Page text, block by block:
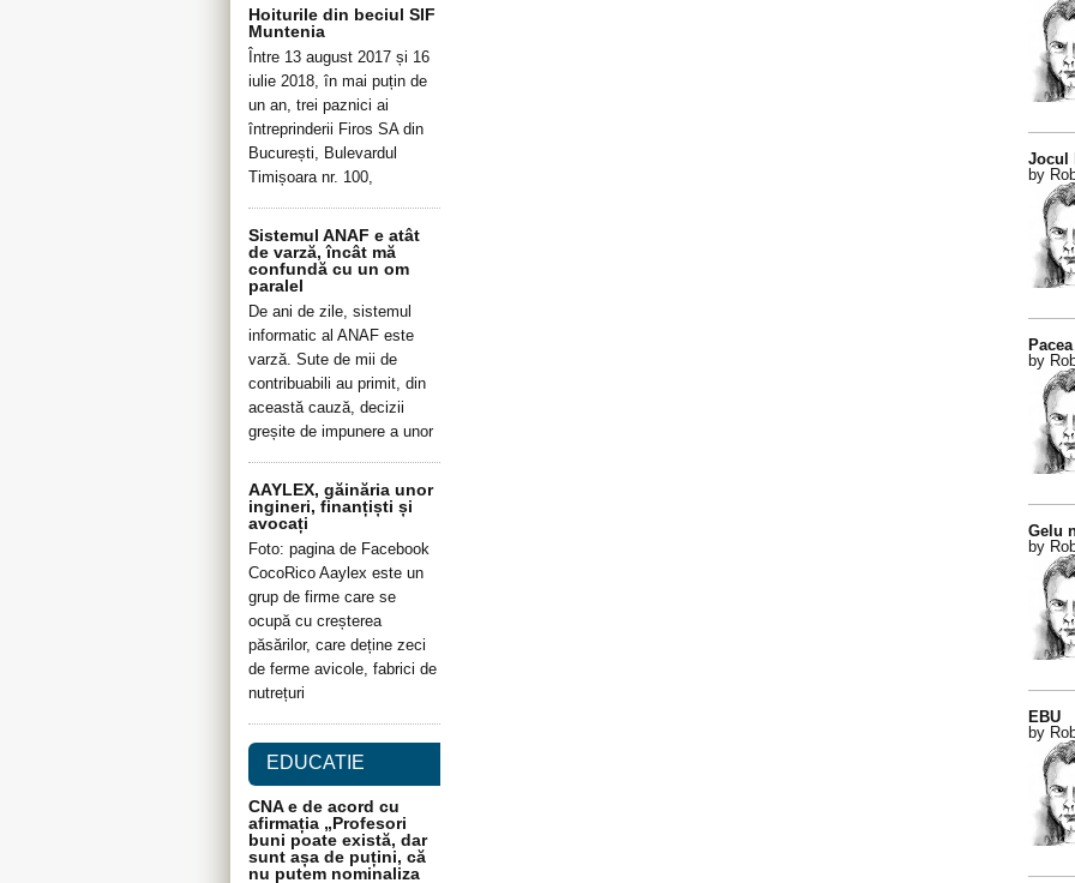
Hoiturile din beciul SIF
Muntenia
Între 13 august 2017 și 16
iulie 2018, în mai puțin de
un an, trei paznici ai
întreprinderii Firos SA din
București, Bulevardul
Timișoara nr. 100,
Sistemul ANAF e atât
de varză, încât mă
confundă cu un om
paralel
De ani de zile, sistemul
informatic al ANAF este
varză. Sute de mii de
contribuabili au primit, din
această cauză, decizii
greșite de impunere a unor
AAYLEX, găinăria unor
ingineri, finanțiști și
avocați
Foto: pagina de Facebook
CocoRico Aaylex este un
grup de firme care se
ocupă cu creșterea
păsărilor, care deține zeci
de ferme avicole, fabrici de
nutrețuri
EDUCATIE
CNA e de acord cu
afirmația „Profesori
buni poate există, dar
sunt așa de puțini, că
nu putem nominaliza
Jocul
by
by
Gelu
by
EBU
by